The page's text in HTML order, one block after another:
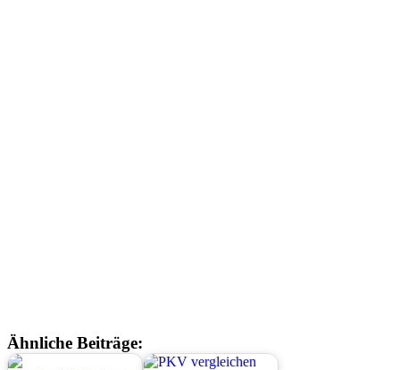
Ähnliche Beiträge: